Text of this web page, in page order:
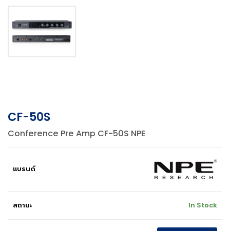
CF-50S
Conference Pre Amp CF-50S NPE
แบรนด์
สถานะ In Stock